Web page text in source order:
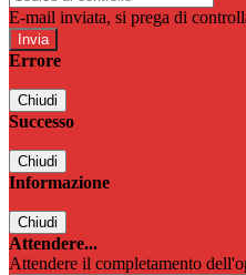
E-mail inviata, si prega di
Errore
Chiudi
Successo
Chiudi
Informazione
Chiudi
Attendere...
Attendere il completamento